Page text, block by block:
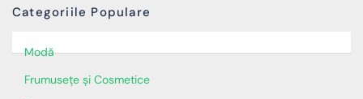
Categoriile Populare
Modă
Frumusețe și Cosmetice